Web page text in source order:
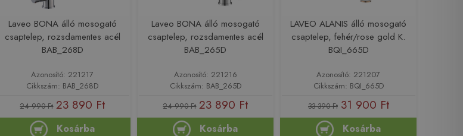
Laveo BONA álló mosogató
csaptelep, rozsdamentes acél
BAB_268D
Azonosító: 221217
Cikkszám: BAB_268D
24 990 Ft 23 890 Ft
Kosárba
Laveo BONA álló mosogató
csaptelep, rozsdamentes acél
BAB_265D
Azonosító: 221216
Cikkszám: BAB_265D
24 990 Ft 23 890 Ft
Kosárba
LAVEO ALANIS álló mosogató
csaptelep, fehér/rose gold K.
BQI_665D
Azonosító: 221207
Cikkszám: BQI_665D
33 390 Ft 31 900 Ft
Kosárba